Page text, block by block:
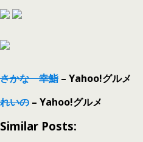
さかな 幸鮨 – Yahoo!グルメ
れいの – Yahoo!グルメ
Similar Posts: